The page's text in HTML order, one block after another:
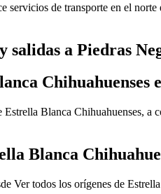
servicios de transporte en el
salidas a Piedras
Chihuahuenses
Estrella Blanca
Blanca
Ver todos los orígenes de